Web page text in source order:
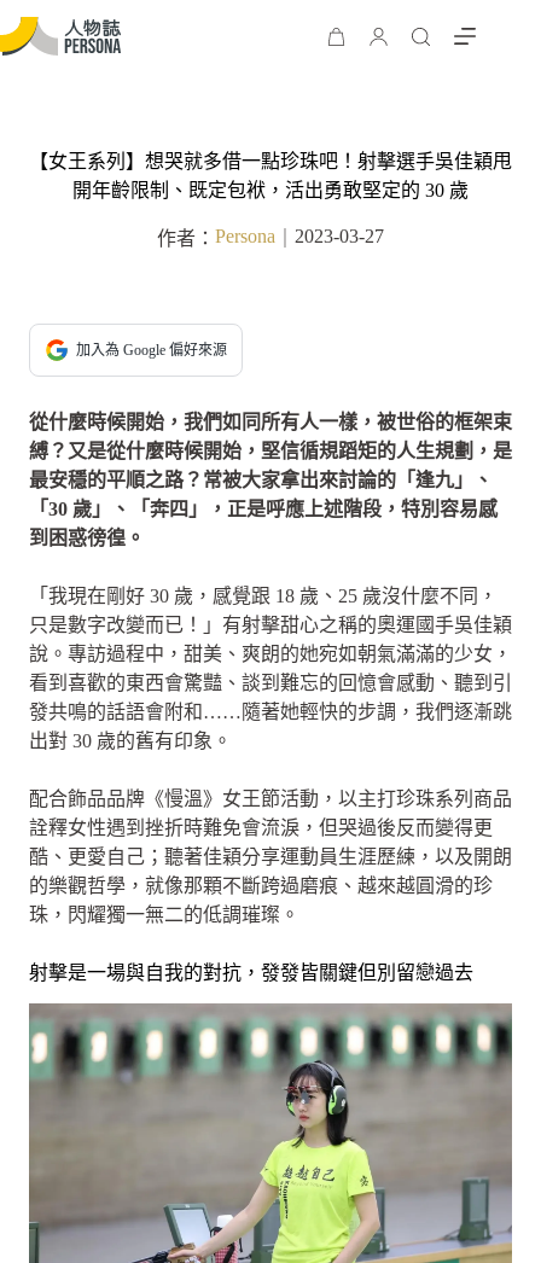
【女王系列】想哭就多借一點珍珠吧！射擊選手吳佳穎甩
開年齡限制、既定包袱，活出勇敢堅定的 30 歲
作者： Persona 2023-03-27
加入為 Google 偏好來源
從什麼時候開始，我們如同所有人一樣，被世俗的框架束
縛？又是從什麼時候開始，堅信循規蹈矩的人生規劃，是
最安穩的平順之路？常被大家拿出來討論的「逢九」、
「30 歲」、「奔四」，正是呼應上述階段，特別容易感
到困惑徬徨。
「我現在剛好 30 歲，感覺跟 18 歲、25 歲沒什麼不同，
只是數字改變而已！」有射擊甜心之稱的奧運國手吳佳穎
說。專訪過程中，甜美、爽朗的她宛如朝氣滿滿的少女，
看到喜歡的東西會驚豔、談到難忘的回憶會感動、聽到引
發共鳴的話語會附和……隨著她輕快的步調，我們逐漸跳
出對 30 歲的舊有印象。
配合飾品品牌《慢溫》女王節活動，以主打珍珠系列商品
詮釋女性遇到挫折時難免會流淚，但哭過後反而變得更
酷、更愛自己；聽著佳穎分享運動員生涯歷練，以及開朗
的樂觀哲學，就像那顆不斷跨過磨痕、越來越圓滑的珍
珠，閃耀獨一無二的低調璀璨。
射擊是一場與自我的對抗，發發皆關鍵但別留戀過去